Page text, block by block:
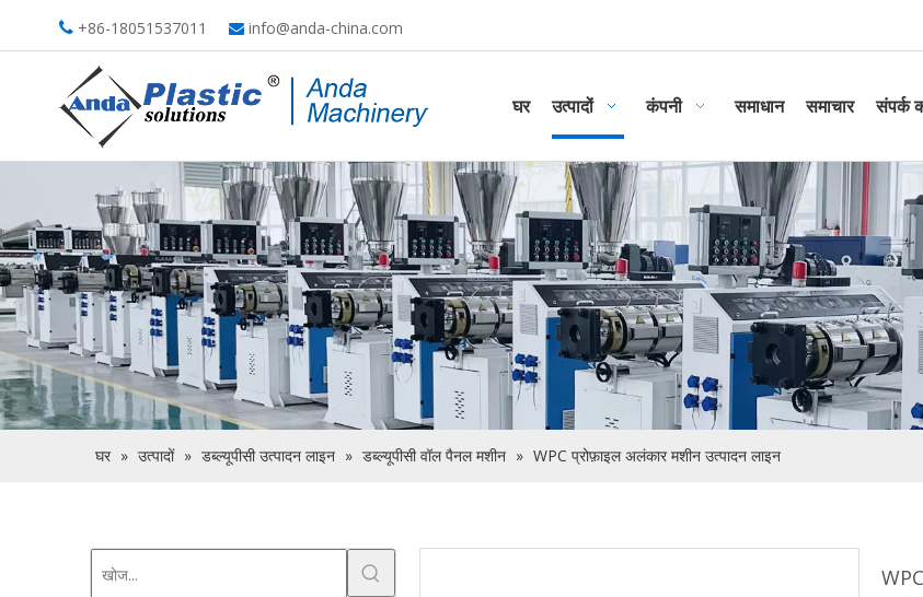
 +86-18051537011  info@anda-china.com
घर उत्पादों कंपनी समाधान समाचार संपर्क
घर » उत्पादों » डब्ल्यूपीसी उत्पादन लाइन » डब्ल्यूपीसी वॉल पैनल मशीन » WPC प्रोफ़ाइल अलंकार मशीन उत्पादन लाइन